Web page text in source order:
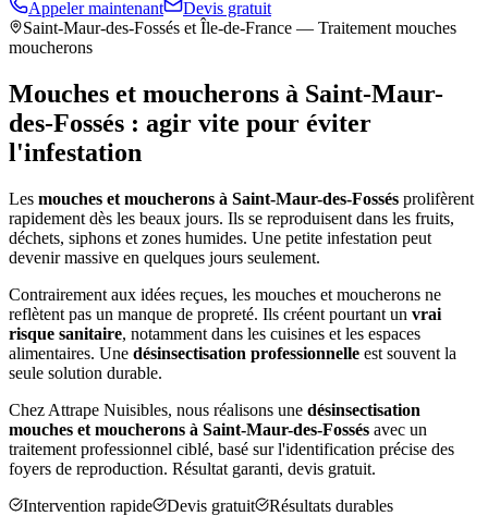
Appeler maintenant
Devis gratuit
Saint-Maur-des-Fossés et Île-de-France — Traitement mouches
moucherons
Mouches et moucherons à Saint-Maur-
des-Fossés : agir vite pour éviter
l'infestation
Les mouches et moucherons à Saint-Maur-des-Fossés prolifèrent
rapidement dès les beaux jours. Ils se reproduisent dans les fruits,
déchets, siphons et zones humides. Une petite infestation peut
devenir massive en quelques jours seulement.
Contrairement aux idées reçues, les mouches et moucherons ne
reflètent pas un manque de propreté. Ils créent pourtant un vrai
risque sanitaire, notamment dans les cuisines et les espaces
alimentaires. Une désinsectisation professionnelle est souvent la
seule solution durable.
Chez Attrape Nuisibles, nous réalisons une désinsectisation
mouches et moucherons à Saint-Maur-des-Fossés avec un
traitement professionnel ciblé, basé sur l'identification précise des
foyers de reproduction. Résultat garanti, devis gratuit.
Intervention rapide
Devis gratuit
Résultats durables